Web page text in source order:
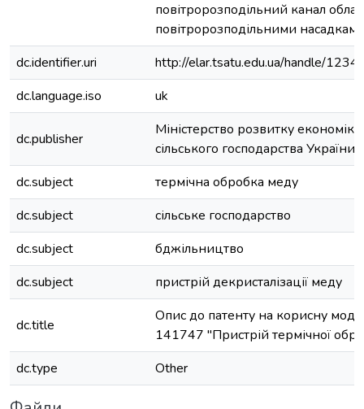
повітророзподільний канал
повітророзподільними
dc.identifier.uri
http://elar.tsatu.edu.ua/handle/
dc.language.iso
uk
dc.publisher
Міністерство розвитку економіки,
сільського господарства України
dc.subject
термічна обробка меду
dc.subject
сільське господарство
dc.subject
бджільництво
dc.subject
пристрій декристалізації меду
dc.title
Опис до патенту на корисну
141747 "Пристрій термічної
dc.type
Other